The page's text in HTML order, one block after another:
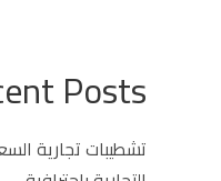
Posts
تشطيبات تجارية